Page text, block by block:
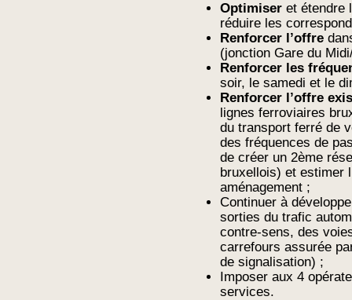
Optimiser et étendre
réduire les
Renforcer l’offre
(jonction Gare du
Renforcer les
soir, le samedi et le
Renforcer l’offre
lignes ferroviaires
du transport ferré de
des fréquences de
de créer un 2ème
bruxellois) et estimer
aménagement ;
Continuer à
sorties du trafic
contre-sens, des
carrefours assurée
de signalisation) ;
Imposer aux 4
services.